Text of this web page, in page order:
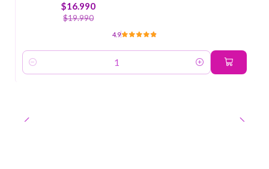
$16.990
$19.990
4.9
Cantidad